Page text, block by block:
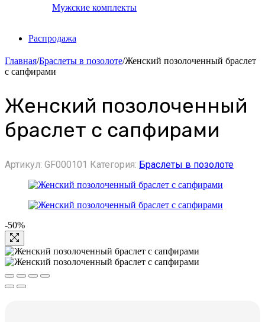
Мужские комплекты
Распродажа
Главная/Браслеты в позолоте/Женский позолоченный браслет
с сапфирами
Женский позолоченный
браслет с сапфирами
Артикул: GF000101 Категория: Браслеты в позолоте
-50%